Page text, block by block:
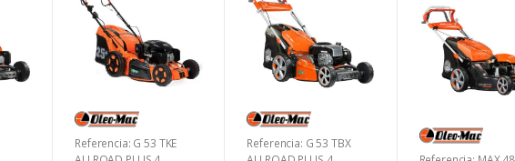
Referencia: G 53 TKE
Referencia: G 53 TBX